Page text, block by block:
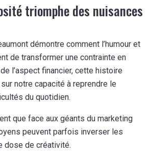
triomphe des nuisances
démontre comment l’humour et
de transformer une contrainte en
l’aspect financier, cette histoire
notre capacité à reprendre le
du quotidien.
que face aux géants du marketing
peuvent parfois inverser les
dose de créativité.